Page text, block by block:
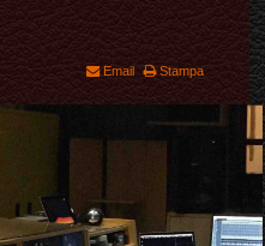
Stampa
Email